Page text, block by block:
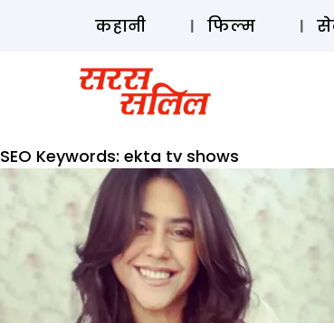
कहानी फिल्म
SEO Keywords: ekta tv shows